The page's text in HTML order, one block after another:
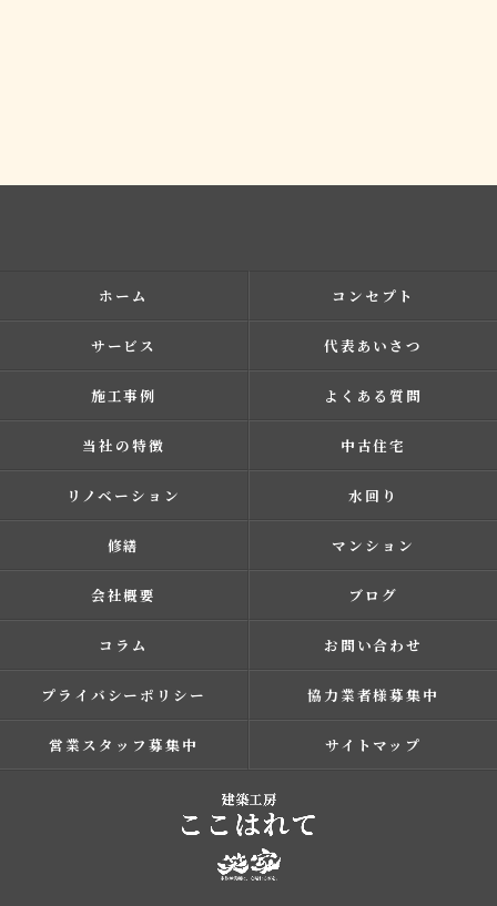
ホーム コンセプト
サービス 代表あいさつ
施工事例 よくある質問
当社の特徴 中古住宅
リノベーション 水回り
修繕 マンション
会社概要 ブログ
コラム お問い合わせ
プライバシーポリシー 協力業者様募集中
営業スタッフ募集中 サイトマップ